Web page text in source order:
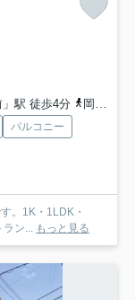
駅 徒歩4分
岡山電気軌道東山本線「県庁通り」駅 徒歩6分
バルコニー
。1K・1LDK・
ラン... もっと見る